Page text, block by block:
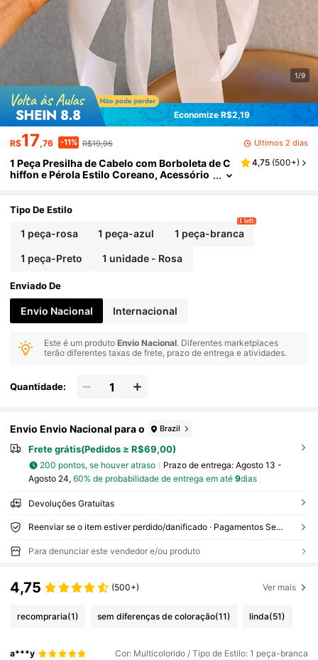
1/9
Economize R$2,19
R$17,76 -11% R$19,95 Últimos 2 dias
1 Peça Presilha de Cabelo com Borboleta de C
hiffon e Pérola Estilo Coreano, Acessório
4,75 (500+)
Tipo De Estilo
1 peça-rosa 1 peça-azul 1 peça-branca
1 left
1 peça-Preto 1 unidade - Rosa
Enviado De
Envio Nacional Internacional
Este é um produtoEnvio Nacional. Diferentes marketplaces
terão diferentes taxas de frete, prazo de entrega e atividades.
Quantidade:
Envio Envio Nacional para o Brazil
Frete grátis(Pedidos ≥ R$69,00)
200 pontos, se houver atraso Prazo de entrega: Agosto 13 -
Agosto 24, 60% de probabilidade de entrega em até 9dias
Devoluções Gratuitas
Reenviar se o item estiver perdido/danificado · Pagamentos Seguros · Proteção de privacidade
Para denunciar este vendedor e/ou produto
4,75 (500+) Ver mais
recompraria(1) sem diferenças de coloração(11) linda(51)
a***y Cor: Multicolorido / Tipo de Estilo: 1 peça-branca